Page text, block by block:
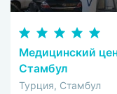
Медицинский
Стамбул
Турция, Стамбул